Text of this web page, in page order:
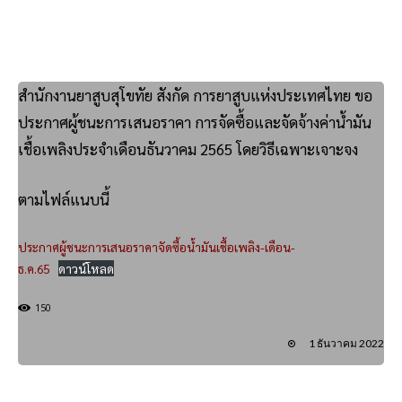
สำนักงานยาสูบสุโขทัย สังกัด การยาสูบแห่งประเทศไทย ขอ
ประกาศผู้ชนะการเสนอราคา การจัดซื้อและจัดจ้างค่าน้ำมัน
เชื้อเพลิงประจำเดือนธันวาคม 2565 โดยวิธีเฉพาะเจาะจง
ตามไฟล์แนบนี้
ประกาศผู้ชนะการเสนอราคาจัดซื้อน้ำมันเชื้อเพลิง-เดือน-
ธ.ค.65
ดาวน์โหลด
150
1 ธันวาคม 2022